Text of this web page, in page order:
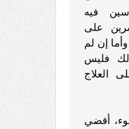
فيه
على
إن لم
فليس
العلاج
أقضي